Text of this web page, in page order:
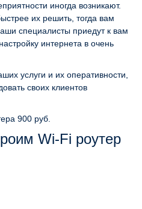
иногда возникают.
их решить, тогда вам
специалисты приедут к вам
интернета в очень
услуги и их оперативности,
своих клиентов
900 руб.
Wi-Fi роутер